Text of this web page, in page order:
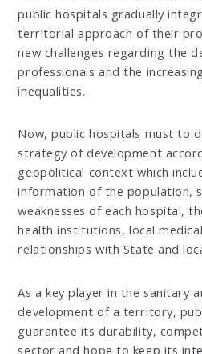
public hospitals gradually
territorial approach of their
new challenges regarding the
professionals and the
inequalities.
Now, public hospitals must to
strategy of development
geopolitical context which
information of the population,
weaknesses of each hospital,
health institutions, local
relationships with State and
As a key player in the sanitary
development of a territory,
guarantee its durability,
sector and hope to keep its